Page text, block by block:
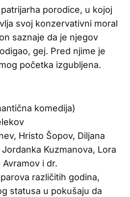
porodice, u kojoj
svoj konzervativni moral
saznaje da je njegov
gej. Pred njime je
početka izgubljena.
komedija)
Hristo Šopov, Diljana
Kuzmanova, Lora
i dr.
različitih godina,
statusa u pokušaju da